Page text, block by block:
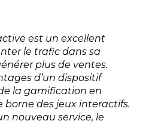
est un excellent
le trafic dans sa
plus de ventes.
d’un dispositif
la gamification en
des jeux interactifs.
nouveau service, le